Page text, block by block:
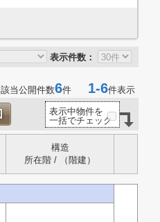
表示件数：
該当公開件数6件 1-6件表示
表示中物件を
一括でチェック
構造
所在階 / （階建）